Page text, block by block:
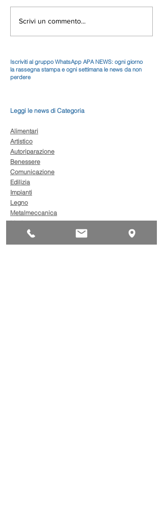
Scrivi un commento...
Iscriviti al gruppo WhatsApp APA NEWS: ogni giorno
la rassegna stampa e ogni settimana le news da non
perdere
Leggi le news di Categoria
Alimentari
Artistico
Autoriparazione
Benessere
Comunicazione
Edilizia
Impianti
Legno
Metalmeccanica
Moda
Trasporto